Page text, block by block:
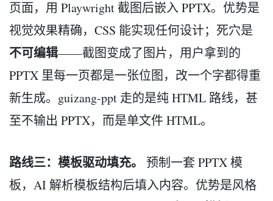
页面，用 Playwright 截图后嵌入 PPTX。优势是
视觉效果精确，CSS 能实现任何设计；死穴是
不可编辑——截图变成了图片，用户拿到的
PPTX 里每一页都是一张位图，改一个字都得重
新生成。guizang-ppt 走的是纯 HTML 路线，甚
至不输出 PPTX，而是单文件 HTML。
路线三：模板驱动填充。
预制一套 PPTX 模
板，AI 解析模板结构后填入内容。优势是风格